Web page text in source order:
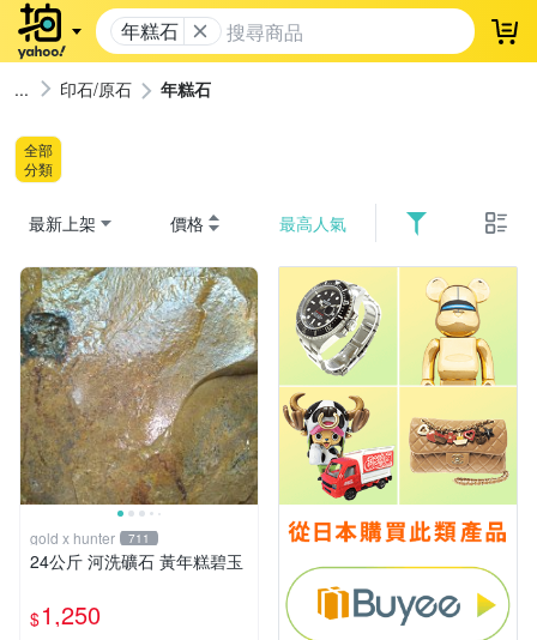
年糕石 登
印石/原石 年糕石
全部
分類
最新上架 價格 最高人氣
gold x hunter 711
24公斤 河洗礦石 黃年糕碧玉
$1,250